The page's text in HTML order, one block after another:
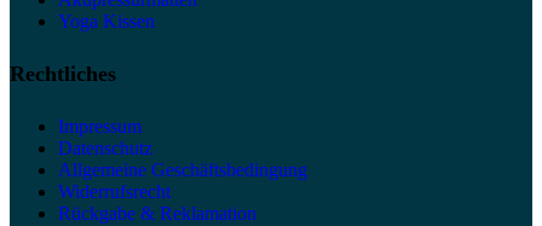
Yoga Kissen
Rechtliches
Impressum
Datenschutz
Allgemeine Geschäftsbedingung
Widerrufsrecht
Rückgabe & Reklamation